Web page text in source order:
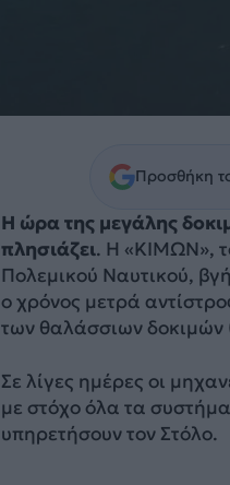
Προσθήκη
Η ώρα της μεγάλης
πλησιάζει. Η «ΚΙΜΩΝ»,
Πολεμικού Ναυτικού,
ο χρόνος μετρά
των θαλάσσιων δοκιμών
Σε λίγες ημέρες οι
με στόχο όλα τα
υπηρετήσουν τον Στόλο.